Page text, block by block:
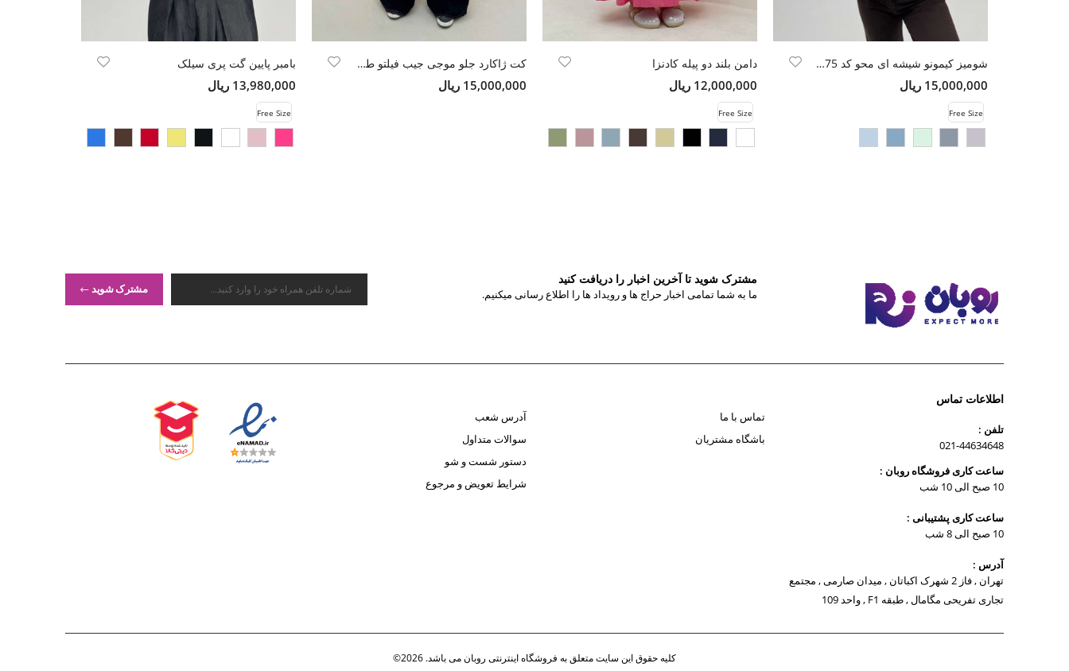
شومیز کیمونو شیشه ای محو کد 6175
15,000,000 ریال
Free Size
دامن بلند دو پیله کادنزا
12,000,000 ریال
Free Size
کت ژاکارد جلو موجی جیب فیلتو طرح بتجقه
15,000,000 ریال
بامبر پایین گت پری سیلک
13,980,000 ریال
Free Size
مشترک شوید تا آخرین اخبار را دریافت کنید
ما به شما تمامی اخبار حراج ها و رویداد ها را اطلاع رسانی میکنیم. مشترک شوید
اطلاعات تماس
تلفن :
021-44634648
ساعت کاری فروشگاه روبان :
10 صبح الی 10 شب
ساعت کاری پشتیبانی :
10 صبح الی 8 شب
آدرس :
تهران , فاز 2 شهرک اکباتان , میدان صارمی , مجتمع
تجاری تفریحی مگامال , طبقه F1 , واحد 109
تماس با ما
باشگاه مشتریان
آدرس شعب
سوالات متداول
دستور شست و شو
شرایط تعویض و مرجوع
کلیه حقوق این سایت متعلق به فروشگاه اینترنتی روبان می باشد. 2026©